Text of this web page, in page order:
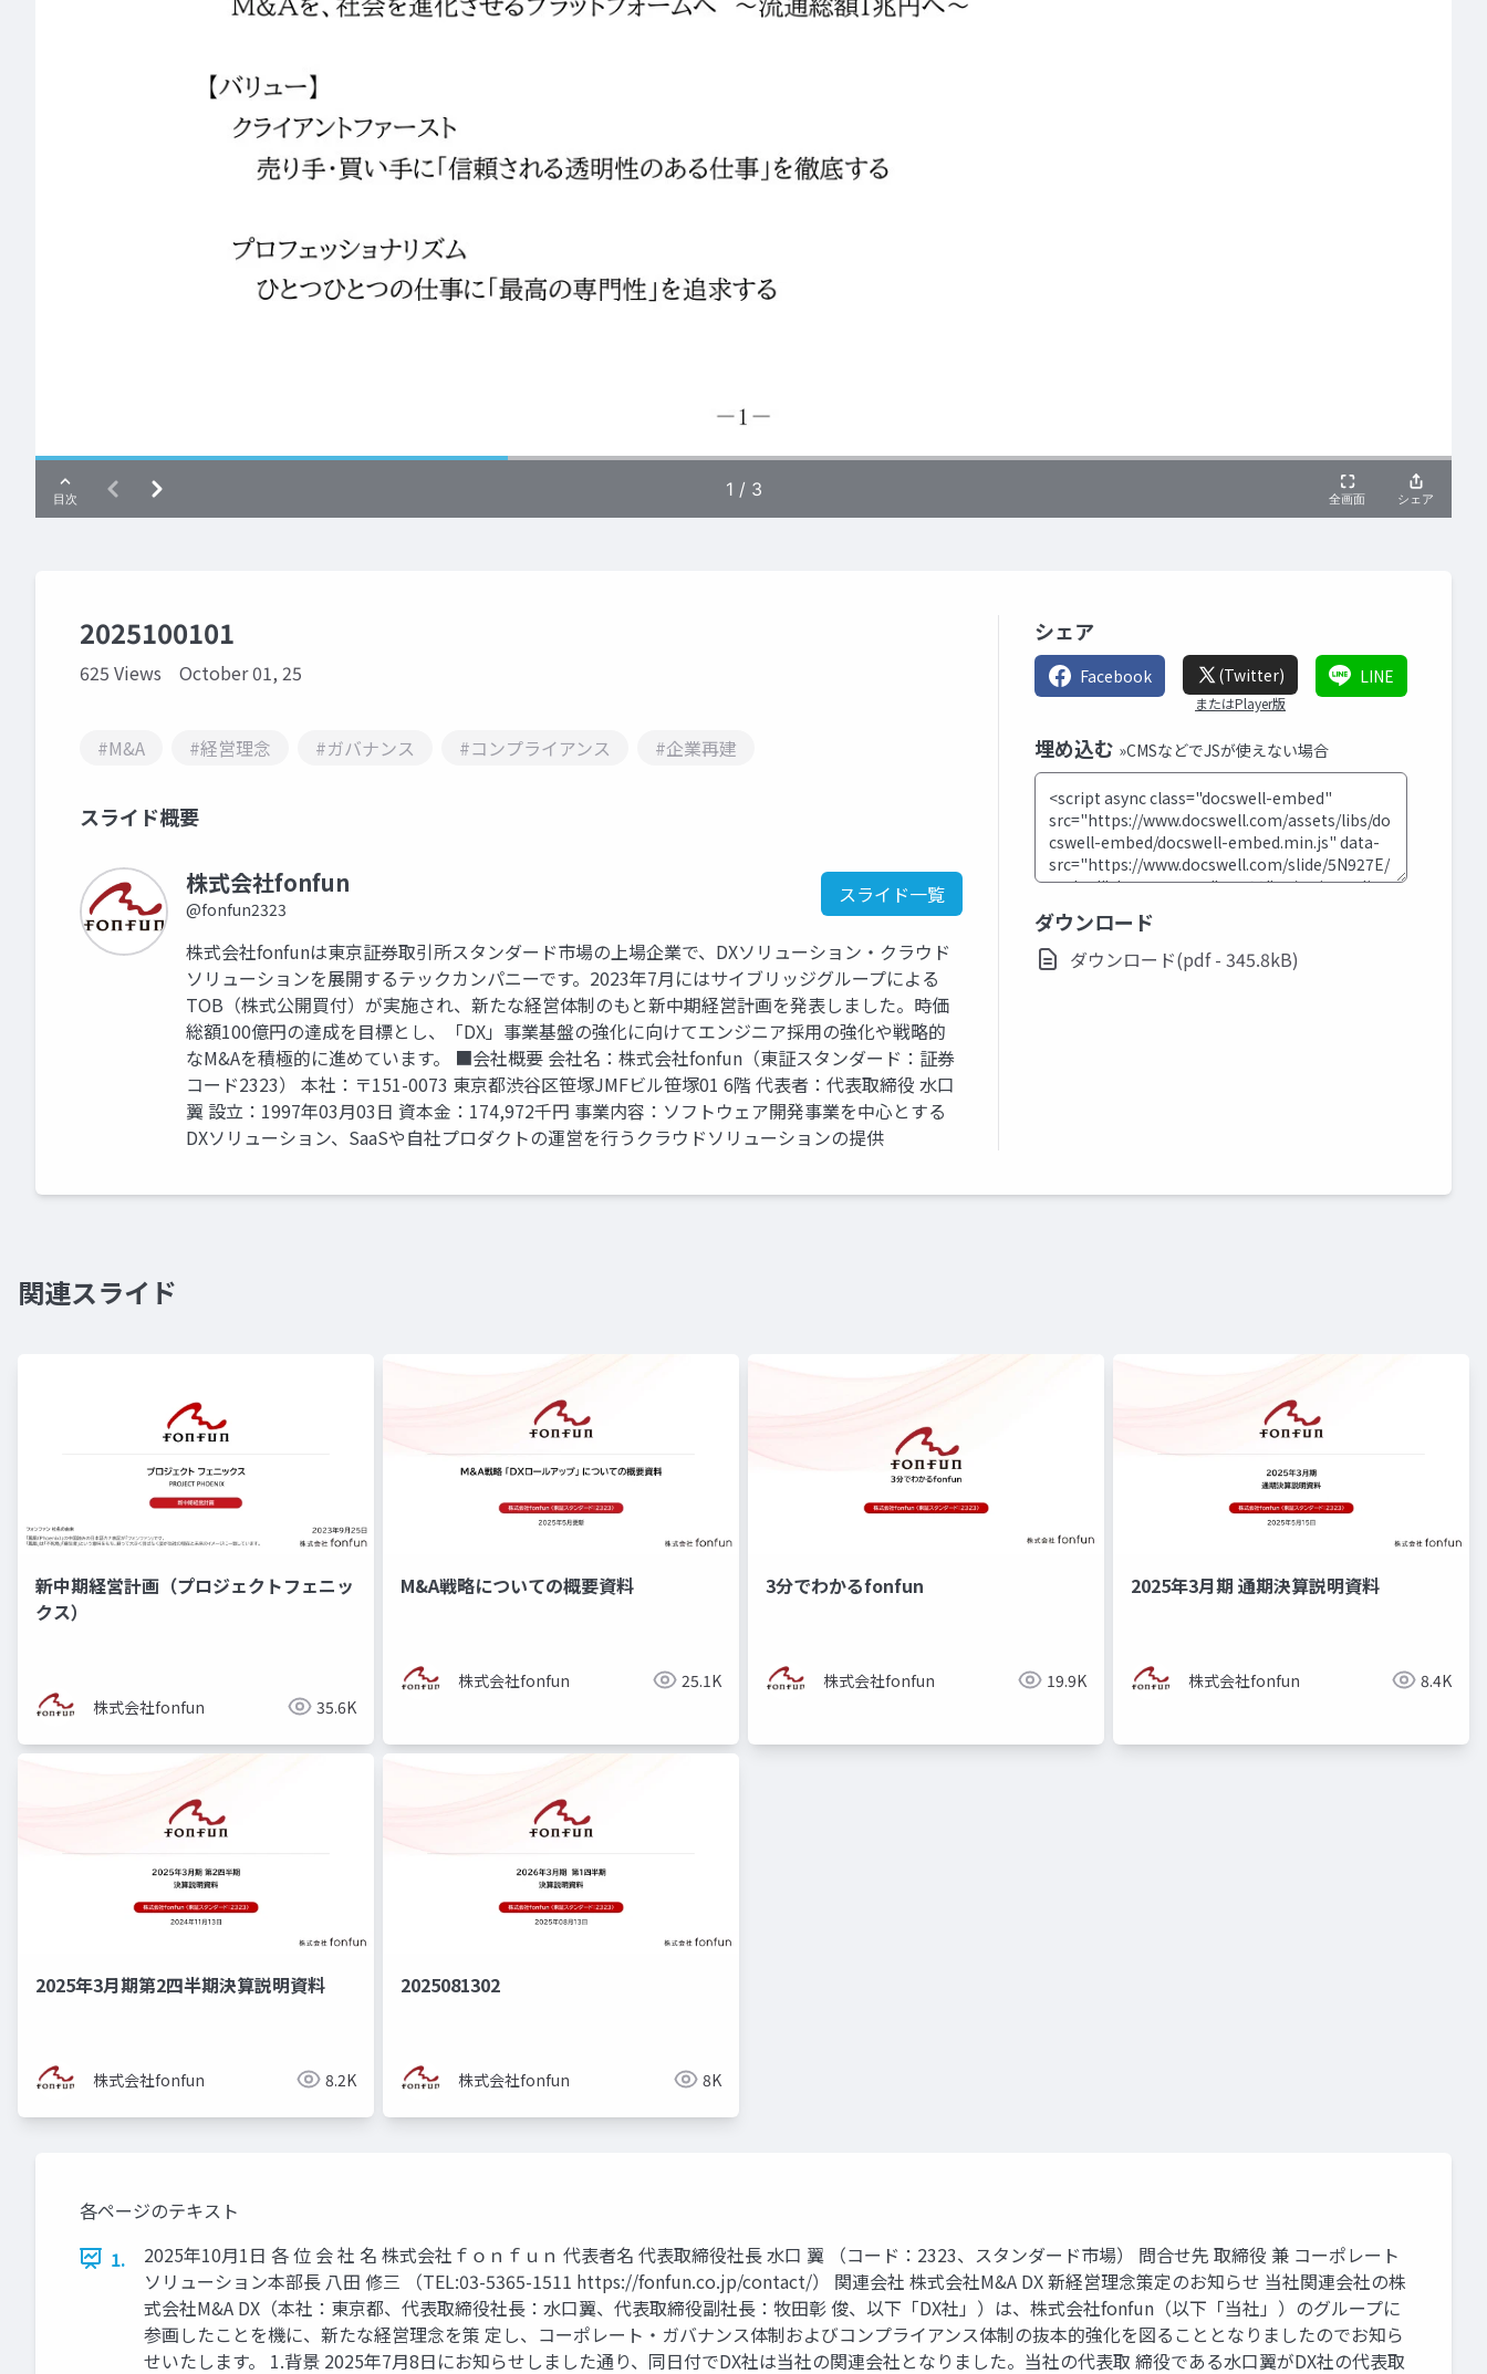
2025100101
625 Views October 01, 25
#M&A #経営理念 #ガバナンス #コンプライアンス #企業再建
スライド概要
株式会社fonfun
@fonfun2323
スライド一覧
株式会社fonfunは東京証券取引所スタンダード市場の上場企業で、DXソリューション・クラウド
ソリューションを展開するテックカンパニーです。2023年7月にはサイブリッジグループによる
TOB（株式公開買付）が実施され、新たな経営体制のもと新中期経営計画を発表しました。時価
総額100億円の達成を目標とし、「DX」事業基盤の強化に向けてエンジニア採用の強化や戦略的
なM&Aを積極的に進めています。 ■会社概要 会社名：株式会社fonfun（東証スタンダード：証券
コード2323） 本社：〒151-0073 東京都渋谷区笹塚JMFビル笹塚01 6階 代表者：代表取締役 水口
翼 設立：1997年03月03日 資本金：174,972千円 事業内容：ソフトウェア開発事業を中心とする
DXソリューション、SaaSや自社プロダクトの運営を行うクラウドソリューションの提供
シェア
Facebook (Twitter)
またはPlayer版
LINE
埋め込む »CMSなどでJSが使えない場合
ダウンロード
ダウンロード(pdf - 345.8kB)
関連スライド
新中期経営計画（プロジェクトフェニッ
クス）
株式会社fonfun 35.6K
M&A戦略についての概要資料
株式会社fonfun 25.1K
3分でわかるfonfun
株式会社fonfun 19.9K
2025年3月期 通期決算説明資料
株式会社fonfun 8.4K
2025年3月期第2四半期決算説明資料
株式会社fonfun 8.2K
2025081302
株式会社fonfun 8K
各ページのテキスト
1.
2025年10月1日 各 位 会 社 名 株式会社ｆｏｎｆｕｎ 代表者名 代表取締役社長 水口 翼 （コード：2323、スタンダード市場） 問合せ先 取締役 兼 コーポレート
ソリューション本部長 八田 修三 （TEL:03-5365-1511 https://fonfun.co.jp/contact/） 関連会社 株式会社M&A DX 新経営理念策定のお知らせ 当社関連会社の株
式会社M&A DX（本社：東京都、代表取締役社長：水口翼、代表取締役副社長：牧田彰 俊、以下「DX社」）は、株式会社fonfun（以下「当社」）のグループに
参画したことを機に、新たな経営理念を策 定し、コーポレート・ガバナンス体制およびコンプライアンス体制の抜本的強化を図ることとなりましたのでお知ら
せいたします。 1.背景 2025年7月8日にお知らせしました通り、同日付でDX社は当社の関連会社となりました。当社の代表取 締役である水口翼がDX社の代表取